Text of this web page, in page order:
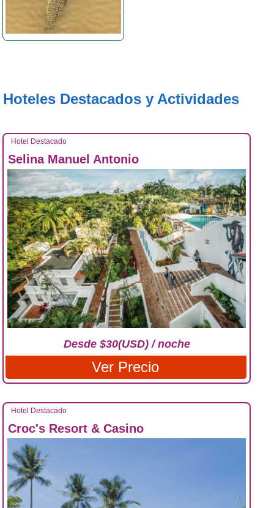
Hoteles Destacados y Actividades
Hotel Destacado
Selina Manuel Antonio
Desde $30(USD) / noche
Ver Precio
Hotel Destacado
Croc's Resort & Casino